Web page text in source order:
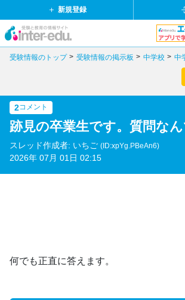
新規登録
受験情報のトップ 受験情報の掲示板 中学校 中
2コメント
跡見の卒業生です。質問な
スレッド作成者: いちご (ID:xpYg.PBeAn6)
2026年 07月 01日 02:15
何でも正直に答えます。